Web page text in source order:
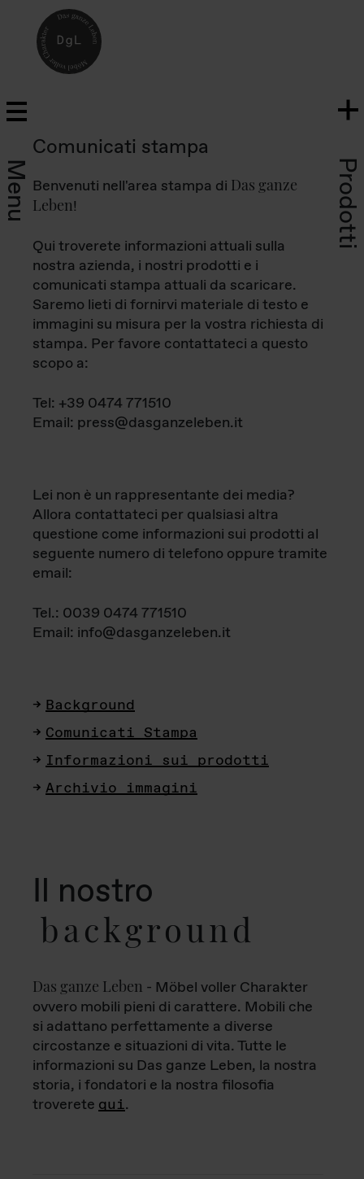
Menu Prodotti
Comunicati stampa
Benvenuti nell'area stampa di Das ganze
Leben!
Qui troverete informazioni attuali sulla
nostra azienda, i nostri prodotti e i
comunicati stampa attuali da scaricare.
Saremo lieti di fornirvi materiale di testo e
immagini su misura per la vostra richiesta di
stampa. Per favore contattateci a questo
scopo a:
Tel: +39 0474 771510
Email: press@dasganzeleben.it
Lei non è un rappresentante dei media?
Allora contattateci per qualsiasi altra
questione come informazioni sui prodotti al
seguente numero di telefono oppure tramite
email:
Tel.: 0039 0474 771510
Email: info@dasganzeleben.it
Background
Comunicati Stampa
Informazioni sui prodotti
Archivio immagini
Il nostro
background
Das ganze Leben - Möbel voller Charakter
ovvero mobili pieni di carattere. Mobili che
si adattano perfettamente a diverse
circostanze e situazioni di vita. Tutte le
informazioni su Das ganze Leben, la nostra
storia, i fondatori e la nostra filosofia
troverete qui.